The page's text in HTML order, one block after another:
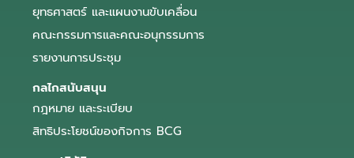
ยุทธศาสตร์ และแผนงานขับเคลื่อน
คณะกรรมการและคณะอนุกรรมการ
รายงานการประชุม
กลไกสนับสนุน
กฎหมาย และระเบียบ
สิทธิประโยชน์ของกิจการ BCG